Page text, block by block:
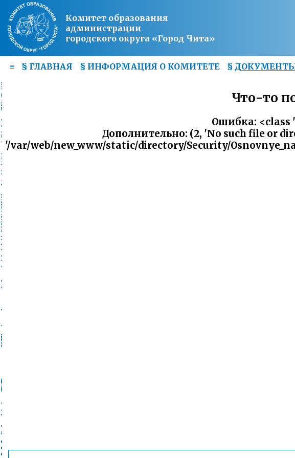
Комитет образования
администрации
городского округа «Город Чита»
≡ § ГЛАВНАЯ § ИНФОРМАЦИЯ О КОМИТЕТЕ §
Что-то
Ошибка: <class
Дополнительно: (2, 'No such file or
'/var/web/new_www/static/directory/Security/